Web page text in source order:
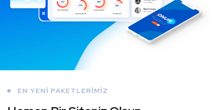
EN YENİ PAKETLERİMİZ